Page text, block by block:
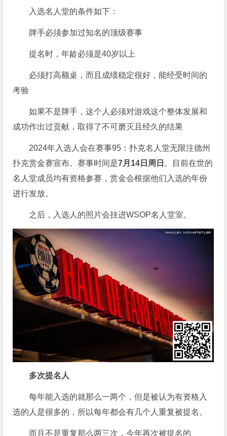
入选名人堂的条件如下：
牌手必须参加过知名的顶级赛事
提名时，年龄必须是40岁以上
必须打高额桌，而且成绩稳定很好，能经受时间的
考验
如果不是牌手，这个人必须对游戏这个整体发展和
成功作出过贡献，取得了不可磨灭且经久的结果
2024年入选人会在赛事95：扑克名人堂无限注德州
扑克赏金赛宣布。赛事时间是7月14日周日 。目前在世的
名人堂成员均有资格参赛，赏金会根据他们入选的年份
进行发放。
之后，入选人的照片会挂进WSOP名人堂室。
多次提名人
每年能入选的就那么一两个，但是被认为有资格入
选的人是很多的，所以每年都会有几个人重复被提名。
而且不是重复那么两三次，今年再次被提名的